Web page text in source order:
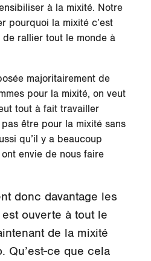
à la mixité. Notre
pourquoi la mixité c’est
de rallier tout le monde à
majoritairement de
pour la mixité, on veut
tout à fait travailler
être pour la mixité sans
qu’il y a beaucoup
envie de nous faire
donc davantage les
ouverte à tout le
de la mixité
Qu’est-ce que cela